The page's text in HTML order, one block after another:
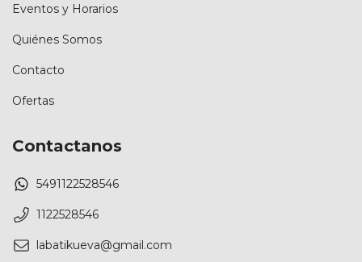
Eventos y Horarios
Quiénes Somos
Contacto
Ofertas
Contactanos
5491122528546
1122528546
labatikueva@gmail.com